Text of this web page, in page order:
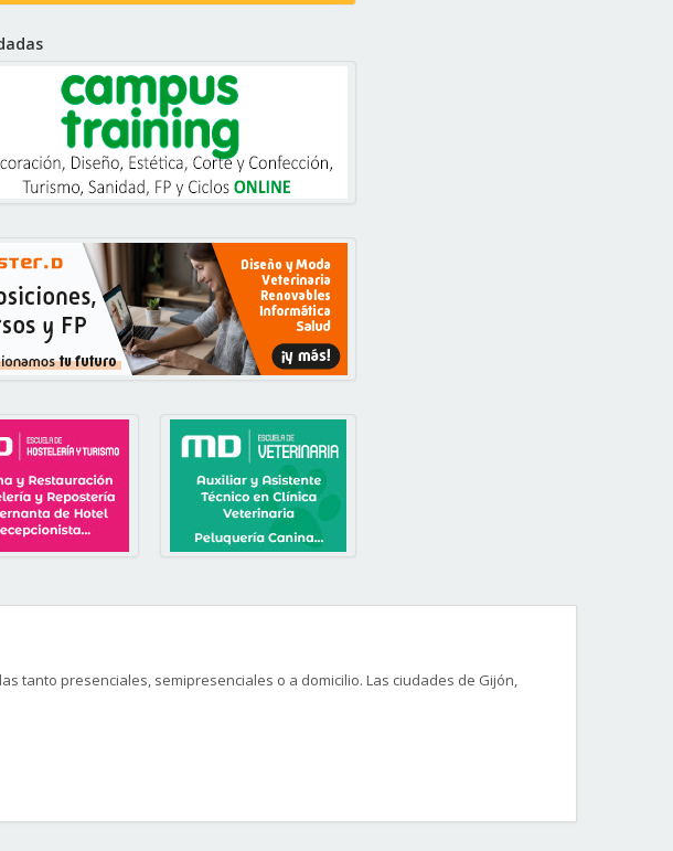
tanto presenciales, semipresenciales o a domicilio. Las ciudades de Gijón,